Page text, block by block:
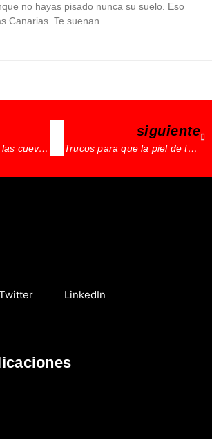
no hayas pisado nunca su suelo. Eso
Canarias. Te suenan
Mi experiencia con las cuevas de sal
siguiente
Trucos para que la piel de tu cara siempre se vea bien
LinkedIn